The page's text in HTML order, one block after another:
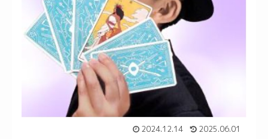
2024.12.14 2025.06.01